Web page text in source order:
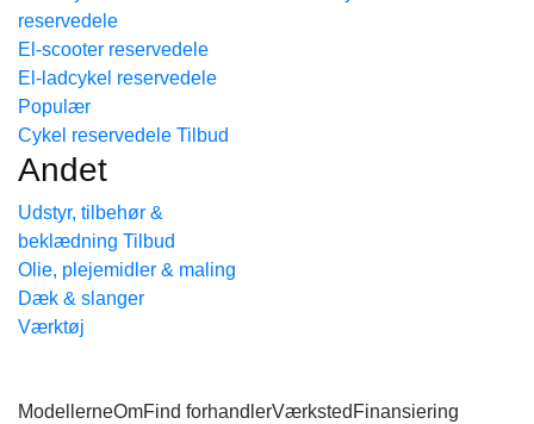
reservedele
El-scooter reservedele
El-ladcykel reservedele
Cykel reservedele
Andet
Udstyr, tilbehør &
beklædning
Olie, plejemidler & maling
Dæk & slanger
Værktøj
ModellerneOmFind forhandlerVærksted Finansiering